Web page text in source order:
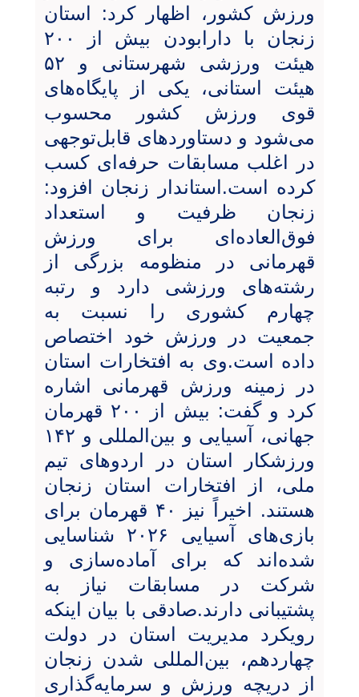
ورزش کشور، اظهار کرد: استان
زنجان با دارابودن بیش از ۲۰۰
هیئت ورزشی شهرستانی و ۵۲
هیئت استانی، یکی از پایگاه‌های
قوی ورزش کشور محسوب
می‌شود و دستاوردهای قابل‌توجهی
در اغلب مسابقات حرفه‌ای کسب
کرده است.استاندار زنجان افزود:
زنجان ظرفیت و استعداد
فوق‌العاده‌ای برای ورزش
قهرمانی در منظومه بزرگی از
رشته‌های ورزشی دارد و رتبه
چهارم کشوری را نسبت به
جمعیت در ورزش خود اختصاص
داده است.وی به افتخارات استان
در زمینه ورزش قهرمانی اشاره
کرد و گفت: بیش از ۲۰۰ قهرمان
جهانی، آسیایی و بین‌المللی و ۱۴۲
ورزشکار استان در اردوهای تیم
ملی، از افتخارات استان زنجان
هستند. اخیراً نیز ۴۰ قهرمان برای
بازی‌های آسیایی ۲۰۲۶ شناسایی
شده‌اند که برای آماده‌سازی و
شرکت در مسابقات نیاز به
پشتیبانی دارند.صادقی با بیان اینکه
رویکرد مدیریت استان در دولت
چهاردهم، بین‌المللی شدن زنجان
از دریچه ورزش و سرمایه‌گذاری